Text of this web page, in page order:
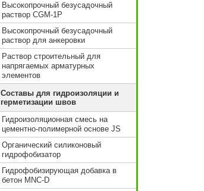
Высокопрочный безусадочный
раствор CGM-1P
Высокопрочный безусадочный
раствор для анкеровки
Раствор строительный для
напрягаемых арматурных
элементов
Составы для гидроизоляции и
герметизации швов
Гидроизоляционная смесь на
цементно-полимерной основе JS
Органический силиконовый
гидрофобизатор
Гидрофобизирующая добавка в
бетон MNC-D